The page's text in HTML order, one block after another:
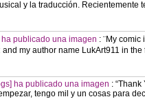
y la traducción. Recientemente
ha publicado una imagen : ¨My comic
my author name LukArt911 in the
ha publicado una imagen : “Thank
tengo mil y un cosas para